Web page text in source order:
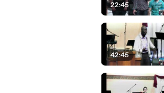
22:45
42:45